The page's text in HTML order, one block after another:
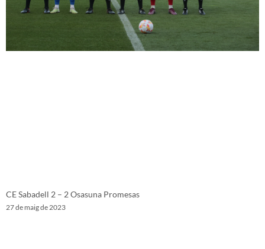
CE Sabadell 2 – 2 Osasuna Promesas
27 de maig de 2023